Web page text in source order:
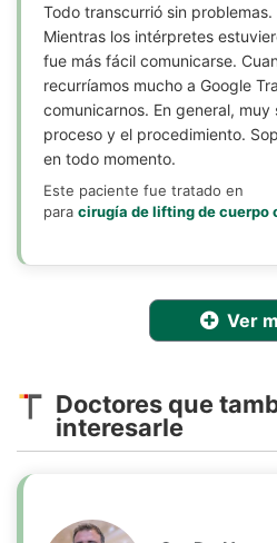
Todo transcurrió sin
Mientras los intérpretes
fue más fácil comunicarse.
recurríamos mucho a Google
comunicarnos. En general,
proceso y el procedimiento.
en todo momento.
Este paciente fue tratado en
para cirugía de lifting de cuerpo
Ver
Doctores que
interesarle